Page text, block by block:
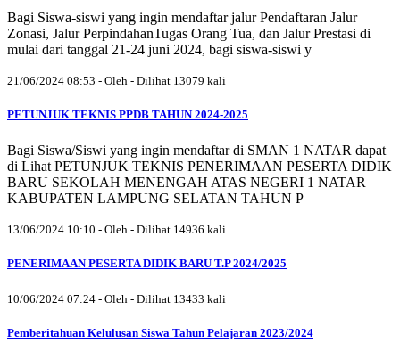
Bagi Siswa-siswi yang ingin mendaftar jalur Pendaftaran Jalur
Zonasi, Jalur PerpindahanTugas Orang Tua, dan Jalur Prestasi di
mulai dari tanggal 21-24 juni 2024, bagi siswa-siswi y
21/06/2024 08:53 - Oleh - Dilihat 13079 kali
PETUNJUK TEKNIS PPDB TAHUN 2024-2025
Bagi Siswa/Siswi yang ingin mendaftar di SMAN 1 NATAR dapat
di Lihat PETUNJUK TEKNIS PENERIMAAN PESERTA DIDIK
BARU SEKOLAH MENENGAH ATAS NEGERI 1 NATAR
KABUPATEN LAMPUNG SELATAN TAHUN P
13/06/2024 10:10 - Oleh - Dilihat 14936 kali
PENERIMAAN PESERTA DIDIK BARU T.P 2024/2025
10/06/2024 07:24 - Oleh - Dilihat 13433 kali
Pemberitahuan Kelulusan Siswa Tahun Pelajaran 2023/2024